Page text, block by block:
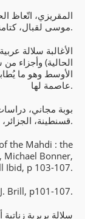
موسى لقبال، كتامة ودورها في الخلافة الفاطمية، ص234.
الحالية) وأجزاء
الأوسط وهو ما
عاصمة لها.
قسنطينة، الجزائر، 2002-2003، ص95.
the Mahdi : the
Michael Bonner,
Ibid, p 103-107.
Brill, p101-107.